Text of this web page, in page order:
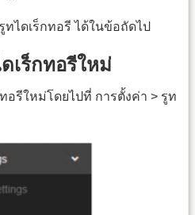
ไดเร็กทอรี ได้ในข้อถัดไป
เร็กทอรีใหม่
รีใหม่โดยไปที่ การตั้งค่า > รูท